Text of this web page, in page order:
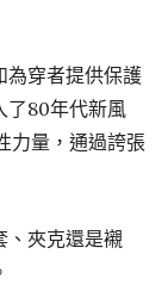
為穿者提供保護
了80年代新風
力量，通過誇張
、夾克還是襯